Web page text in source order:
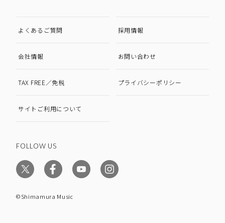
よくあるご質問 採用情報
会社情報 お問い合わせ
TAX FREE／免税 プライバシーポリシー
サイトご利用について
FOLLOW US
©Shimamura Music